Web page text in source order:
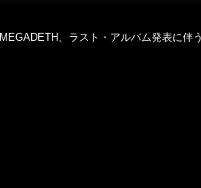
MEGADETH、ラスト・アルバム発表に伴